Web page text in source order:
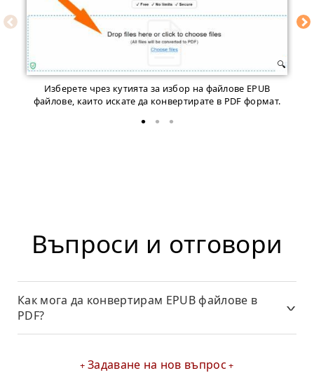
Изберете чрез кутията за избор на файлове EPUB
файлове, каито искате да конвертирате в PDF формат.
Въпроси и отговори
Как мога да конвертирам EPUB файлове в
PDF?
Задаване на нов въпрос